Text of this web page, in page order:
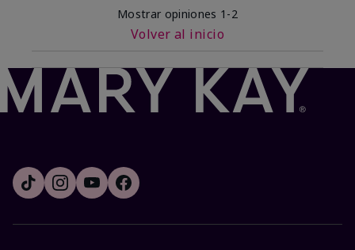
Mostrar opiniones 1-2
Volver al inicio